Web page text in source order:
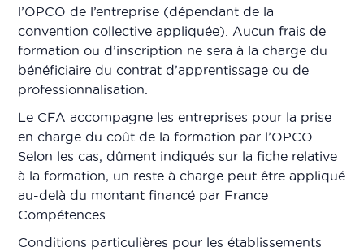
l’OPCO de l’entreprise (dépendant de la
convention collective appliquée). Aucun frais de
formation ou d’inscription ne sera à la charge du
bénéficiaire du contrat d’apprentissage ou de
professionnalisation.
Le CFA accompagne les entreprises pour la prise
en charge du coût de la formation par l’OPCO.
Selon les cas, dûment indiqués sur la fiche relative
à la formation, un reste à charge peut être appliqué
au-delà du montant financé par France
Compétences.
Conditions particulières pour les établissements